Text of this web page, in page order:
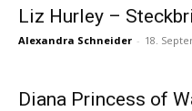
Liz Hurley –
Alexandra Schneider - 18.
Diana Princess of